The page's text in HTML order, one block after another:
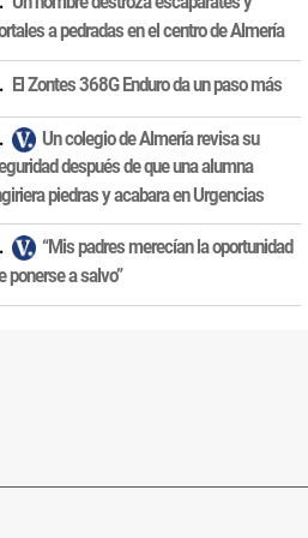
a pedradas en el centro de Almería
El Zontes 368G Enduro da un paso más
Un colegio de Almería revisa su
después de que una alumna
piedras y acabara en Urgencias
“Mis padres merecían la oportunidad
ponerse a salvo”